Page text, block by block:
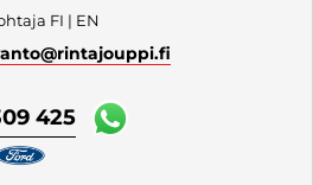
FI | EN
@rintajouppi.fi
425